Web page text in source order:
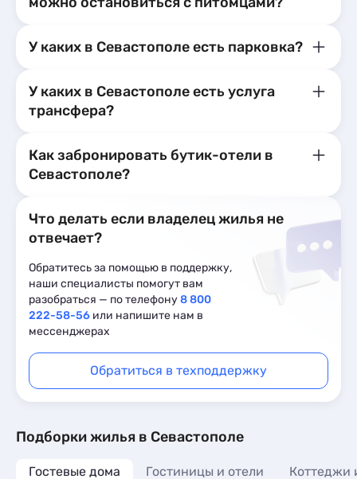
У каких в Севастополе есть парковка?
У каких в Севастополе есть услуга
трансфера?
Как забронировать бутик-отели в
Севастополе?
Что делать если владелец жилья не
отвечает?
Обратитесь за помощью в поддержку,
наши специалисты помогут вам
разобраться — по телефону8 800
222-58-56 или напишите нам в
мессенджерах
Обратиться в техподдержку
Подборки жилья в Севастополе
Гостевые дома Гостиницы и отели Коттеджи